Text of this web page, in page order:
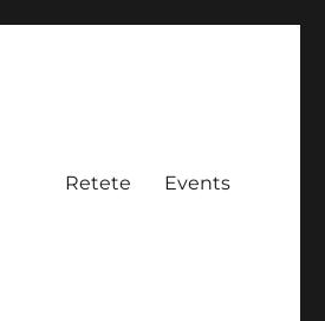
Retete Events